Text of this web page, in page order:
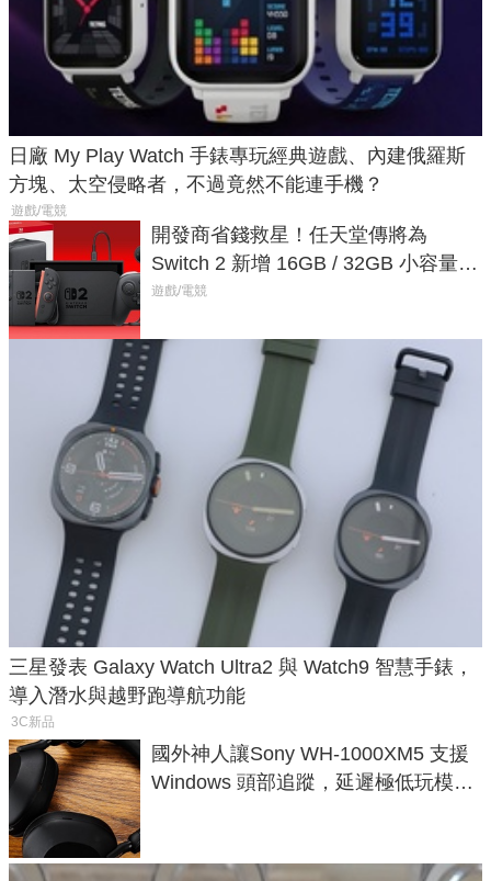
日廠 My Play Watch 手錶專玩經典遊戲、內建俄羅斯
方塊、太空侵略者，不過竟然不能連手機？
遊戲/電競
開發商省錢救星！任天堂傳將為
Switch 2 新增 16GB / 32GB 小容量遊
戲卡的選擇
遊戲/電競
三星發表 Galaxy Watch Ultra2 與 Watch9 智慧手錶，
導入潛水與越野跑導航功能
3C新品
國外神人讓Sony WH-1000XM5 支援
Windows 頭部追蹤，延遲極低玩模擬